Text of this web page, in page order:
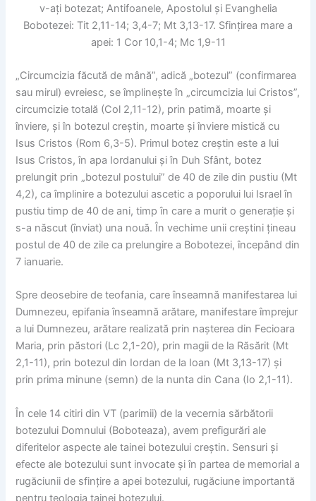
v-ați botezat; Antifoanele, Apostolul și Evanghelia
Bobotezei: Tit 2,11-14; 3,4-7; Mt 3,13-17. Sfințirea mare a
apei: 1 Cor 10,1-4; Mc 1,9-11
„Circumcizia făcută de mână”, adică „botezul” (confirmarea
sau mirul) evreiesc, se împlinește în „circumcizia lui Cristos”,
circumcizie totală (Col 2,11-12), prin patimă, moarte și
înviere, și în botezul creștin, moarte și înviere mistică cu
Isus Cristos (Rom 6,3-5). Primul botez creștin este a lui
Isus Cristos, în apa Iordanului și în Duh Sfânt, botez
prelungit prin „botezul postului” de 40 de zile din pustiu (Mt
4,2), ca împlinire a botezului ascetic a poporului lui Israel în
pustiu timp de 40 de ani, timp în care a murit o generație și
s-a născut (înviat) una nouă. În vechime unii creștini țineau
postul de 40 de zile ca prelungire a Bobotezei, începând din
7 ianuarie.
Spre deosebire de teofania, care înseamnă manifestarea lui
Dumnezeu, epifania înseamnă arătare, manifestare împrejur
a lui Dumnezeu, arătare realizată prin nașterea din Fecioara
Maria, prin păstori (Lc 2,1-20), prin magii de la Răsărit (Mt
2,1-11), prin botezul din Iordan de la Ioan (Mt 3,13-17) și
prin prima minune (semn) de la nunta din Cana (Io 2,1-11).
În cele 14 citiri din VT (parimii) de la vecernia sărbătorii
botezului Domnului (Boboteaza), avem prefigurări ale
diferitelor aspecte ale tainei botezului creștin. Sensuri și
efecte ale botezului sunt invocate și în partea de memorial a
rugăciunii de sfințire a apei botezului, rugăciune importantă
pentru teologia tainei botezului.